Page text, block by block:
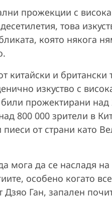
прожекции с
това
която някога
китайски и британски
изкуство с
прожектирани
800 000 зрители в
от страни като
мога да се насладя
особено когато
Дзяо Ган, запален